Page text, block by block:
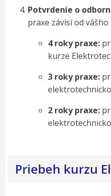
Potvrdenie o
praxe závisí od
4 roky praxe:
kurze
3 roky praxe:
2 roky praxe:
Priebeh kurzu